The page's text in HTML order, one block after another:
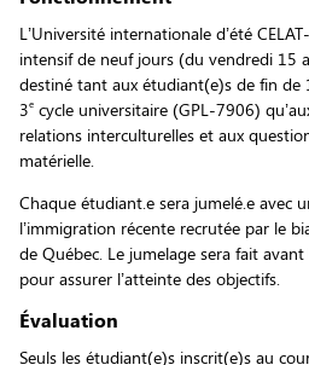
L’Université internationale d’été
intensif de neuf jours (du vendredi 15
destiné tant aux étudiant(e)s de fin de
3ecycle universitaire (GPL-7906)
relations interculturelles et aux
matérielle.
Chaque étudiant.e sera jumelé.e avec
l’immigration récente recrutée par le
de Québec. Le jumelage sera fait avant
pour assurer l’atteinte des objectifs.
Évaluation
Seuls les étudiant(e)s inscrit(e)s au